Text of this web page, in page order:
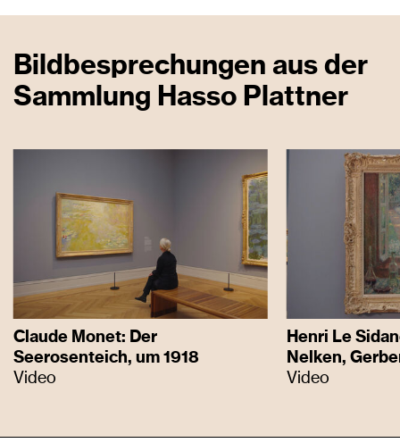
Bildbesprechungen aus der
Sammlung Hasso Plattner
Claude Monet: Der
Seerosenteich, um 1918
Video
Henri Le
Nelken,
Video